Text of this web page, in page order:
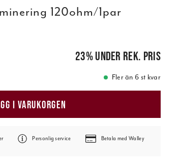
120ohm/1par
23%under rek. pris
Fler än 6 st kvar
I VARUKORGEN
Personlig service Betala med Walley